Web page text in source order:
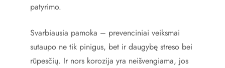
patyrimo.
Svarbiausia pamoka – prevenciniai veiksmai
sutaupo ne tik pinigus, bet ir daugybę streso bei
rūpesčių. Ir nors korozija yra neišvengiama, jos